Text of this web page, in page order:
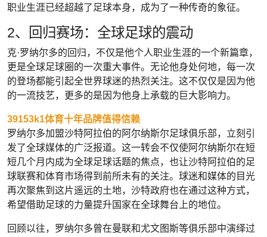
职业生涯已经超越了足球本身，成为了一种传奇的象征。
2、回归赛场：全球足球的震动
克·罗纳尔多的回归，不仅是他个人职业生涯的一个新篇章，
更是全球足球圈的一次重大事件。无论他身处何地，每一次
的登场都能引起全世界球迷的热烈关注。这不仅仅是因为他
的一流技艺，更多的是因为他身上承载的巨大影响力。
39153k1体育十年品牌值得信赖
罗纳尔多加盟沙特阿拉伯的阿尔纳斯尔足球俱乐部，立刻引
发了全球媒体的广泛报道。这一转会不仅使阿尔纳斯尔在短
短几个月内成为全球足球话题的焦点，也让沙特阿拉伯的足
球联赛和体育市场得到前所未有的关注。球迷和媒体的目光
再次聚焦到这片遥远的土地，沙特政府也在通过这种方式，
希望借助足球的力量提升国家在全球舞台上的地位。
回顾以往，罗纳尔多曾在曼联和尤文图斯等俱乐部中演绎过